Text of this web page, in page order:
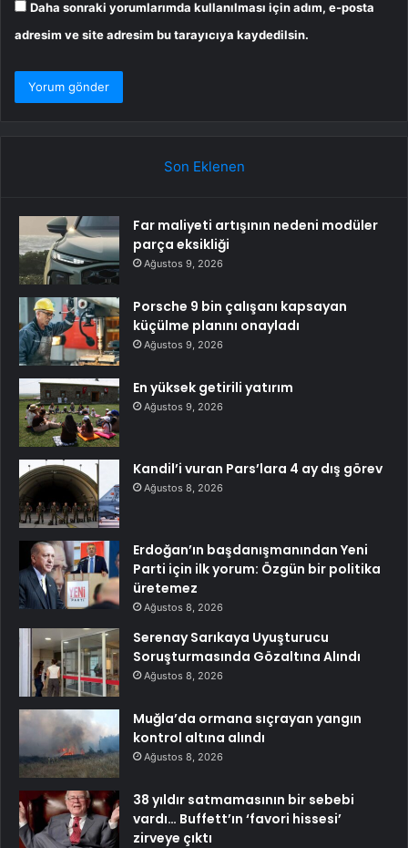
Daha sonraki yorumlarımda kullanılması için adım, e-posta
adresim ve site adresim bu tarayıcıya kaydedilsin.
Son Eklenen
Far maliyeti artışının nedeni modüler
parça eksikliği
Ağustos 9, 2026
Porsche 9 bin çalışanı kapsayan
küçülme planını onayladı
Ağustos 9, 2026
En yüksek getirili yatırım
Ağustos 9, 2026
Kandil’i vuran Pars’lara 4 ay dış görev
Ağustos 8, 2026
Erdoğan’ın başdanışmanından Yeni
Parti için ilk yorum: Özgün bir politika
üretemez
Ağustos 8, 2026
Serenay Sarıkaya Uyuşturucu
Soruşturmasında Gözaltına Alındı
Ağustos 8, 2026
Muğla’da ormana sıçrayan yangın
kontrol altına alındı
Ağustos 8, 2026
38 yıldır satmamasının bir sebebi
vardı… Buffett’ın ‘favori hissesi’
zirveye çıktı